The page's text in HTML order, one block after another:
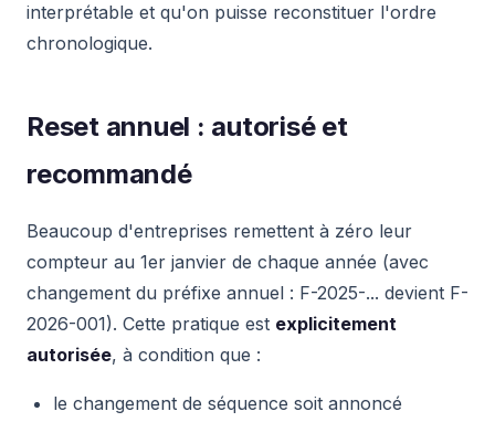
interprétable et qu'on puisse reconstituer l'ordre
chronologique.
Reset annuel : autorisé et
recommandé
Beaucoup d'entreprises remettent à zéro leur
compteur au 1er janvier de chaque année (avec
changement du préfixe annuel : F-2025-... devient F-
2026-001). Cette pratique est explicitement
autorisée, à condition que :
le changement de séquence soit annoncé